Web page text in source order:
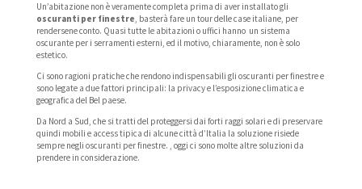
Un’abitazione non è veramente completa prima di aver installato gli
oscuranti per finestre, basterà fare un tour delle case italiane, per
rendersene conto. Quasi tutte le abitazioni o uffici hanno un sistema
oscurante per i serramenti esterni, ed il motivo, chiaramente, non è solo
estetico.
Ci sono ragioni pratiche che rendono indispensabili gli oscuranti per finestre e
sono legate a due fattori principali: la privacy e l’esposizione climatica e
geografica del Bel paese.
Da Nord a Sud, che si tratti del proteggersi dai forti raggi solari e di preservare
quindi mobili e access tipica di alcune città d’Italia la soluzione risiede
sempre negli oscuranti per finestre. , oggi ci sono molte altre soluzioni da
prendere in considerazione.